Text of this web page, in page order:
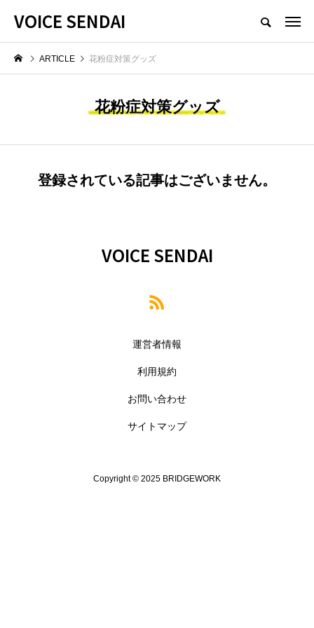
VOICE SENDAI
ARTICLE 花粉症対策グッズ
花粉症対策グッズ
登録されている記事はございません。
VOICE SENDAI
運営者情報
利用規約
お問い合わせ
サイトマップ
Copyright © 2025 BRIDGEWORK